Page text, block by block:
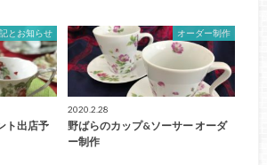
とお知らせ
ト出店予
オーダー制作
2020.2.28
野ばらのカップ&ソーサー オーダ
ー制作